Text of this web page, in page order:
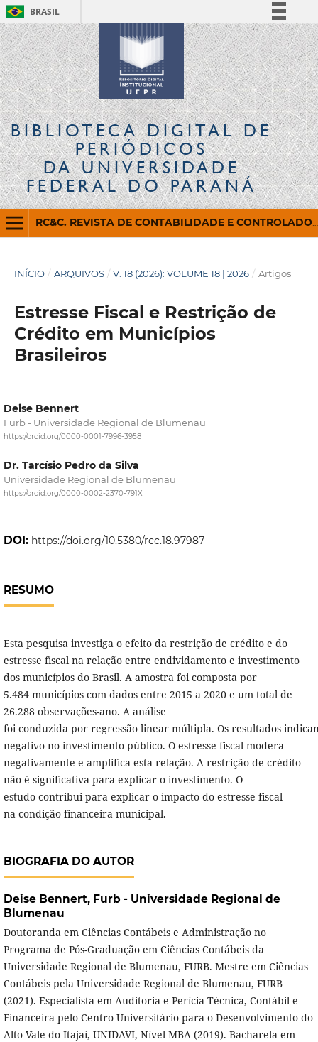
BRASIL
Simplifique!
Comunica BR
Participe
Acesso à informação
Legislação
Canais
BIBLIOTECA DIGITALDE
PERIÓDICOS
DA UNIVERSIDADE
FEDERAL DO PARANÁ
RC&C. REVISTA DE CONTABILIDADE E CONTROLADORIA
INÍCIO / ARQUIVOS / V. 18 (2026): VOLUME 18 | 2026 / Artigos
Estresse Fiscal e Restrição de
Crédito em Municípios
Brasileiros
Deise Bennert
Furb - Universidade Regional de Blumenau
https://orcid.org/0000-0001-7996-3958
Dr. Tarcísio Pedro da Silva
Universidade Regional de Blumenau
https://orcid.org/0000-0002-2370-791X
DOI: https://doi.org/10.5380/rcc.18.97987
RESUMO
Esta pesquisa investiga o efeito da restrição de crédito e do
estresse fiscal na relação entre endividamento e investimento
dos municípios do Brasil. A amostra foi composta por
5.484 municípios com dados entre 2015 a 2020 e um total de
26.288 observações-ano. A análise
foi conduzida por regressão linear múltipla. Os resultados
negativo no investimento público. O estresse fiscal modera
negativamente e amplifica esta relação. A restrição de crédito
não é significativa para explicar o investimento. O
estudo contribui para explicar o impacto do estresse fiscal
na condição financeira municipal.
BIOGRAFIA DO AUTOR
Deise Bennert, Furb - Universidade Regional de
Blumenau
Doutoranda em Ciências Contábeis e Administração no
Programa de Pós-Graduação em Ciências Contábeis da
Universidade Regional de Blumenau, FURB. Mestre em Ciências
Contábeis pela Universidade Regional de Blumenau, FURB
(2021). Especialista em Auditoria e Perícia Técnica, Contábil e
Financeira pelo Centro Universitário para o Desenvolvimento do
Alto Vale do Itajaí, UNIDAVI, Nível MBA (2019). Bacharela em